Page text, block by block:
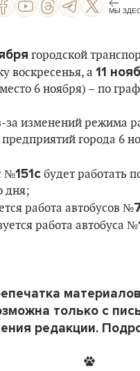
МЫ
городской
воскресенья, а 11
6 ноября) – по
изменений режима
города 6
№151с будет работать
дня;
работа автобусов №
работа автобуса №
только с
редакции.